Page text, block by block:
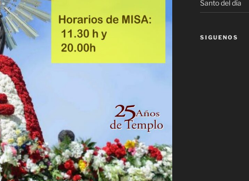
Santo del día
SIGUENOS